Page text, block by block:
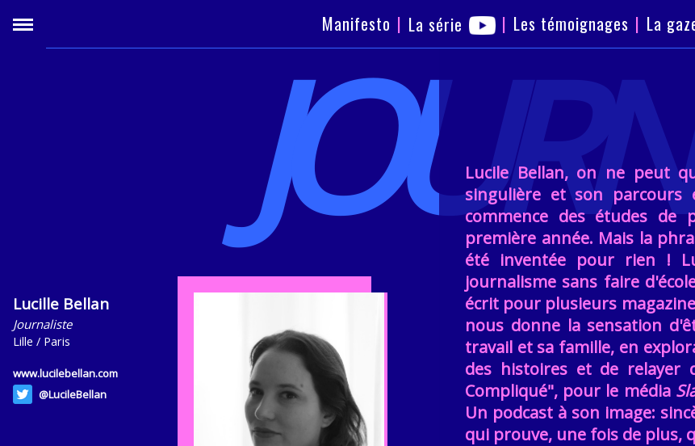
Manifesto La série Les témoignages La
Lucille Bellan
Journaliste
Lille / Paris
www.lucilebellan.com
@LucileBellan
Lucile Bellan, on ne peut
singulière et son parcours
commence des études de
première année. Mais la
été inventée pour rien !
journalisme sans faire
écrit pour plusieurs
nous donne la sensation
travail et sa famille, en
des histoires et de relayer
Compliqué", pour le média
Un podcast à son image:
qui prouve, une fois de plus,